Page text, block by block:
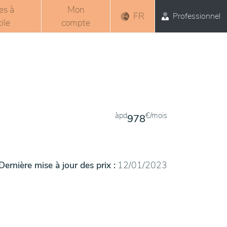
à
Mon
compte
FR Professionnel
àpd978€/mois
mise à jour des prix : 12/01/2023